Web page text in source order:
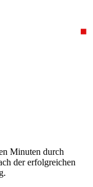
Minuten durch
der erfolgreichen